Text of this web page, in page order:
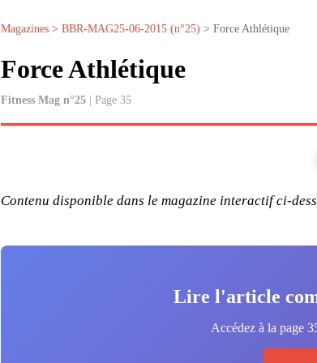
Magazines > BBR-MAG25-06-2015 (n°25) > Force Athlétique
Force Athlétique
Fitness Mag n°25 | Page 35
Contenu disponible dans le magazine interactif ci-
Lire l'article
Accédez à la page